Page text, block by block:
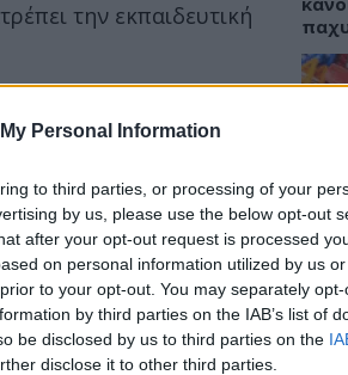
Personal Information
to third parties, or processing of your
by us, please use the below opt-out
after your opt-out request is processed
on personal information utilized by us
to your opt-out. You may separately
by third parties on the IAB’s list of
be disclosed by us to third parties on the
disclose it to other third parties.
την εκπαιδευτική
ως επιφάνειες
καρδιάς μέχρι ένα
Πανεπιστημίου έχουν
και συνθήκες,
την κατανόηση, την
ΙΣΑ: